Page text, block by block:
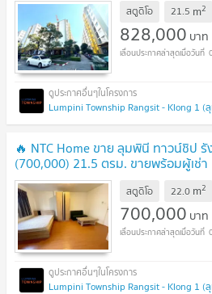
สตูดิโอ 21.5 m2
828,000 บาท
Lumpini Township Rangsit - Klong 1
🔥 NTC Home ขาย ลุมพินี ทาวน์ชิป
(700,000) 21.5 ตรม. ขายพร้อมผู้เช่า
สตูดิโอ 22.0 m2
700,000 บาท
Lumpini Township Rangsit - Klong 1